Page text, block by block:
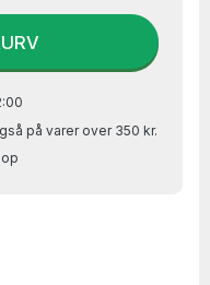
på varer over 350 kr.